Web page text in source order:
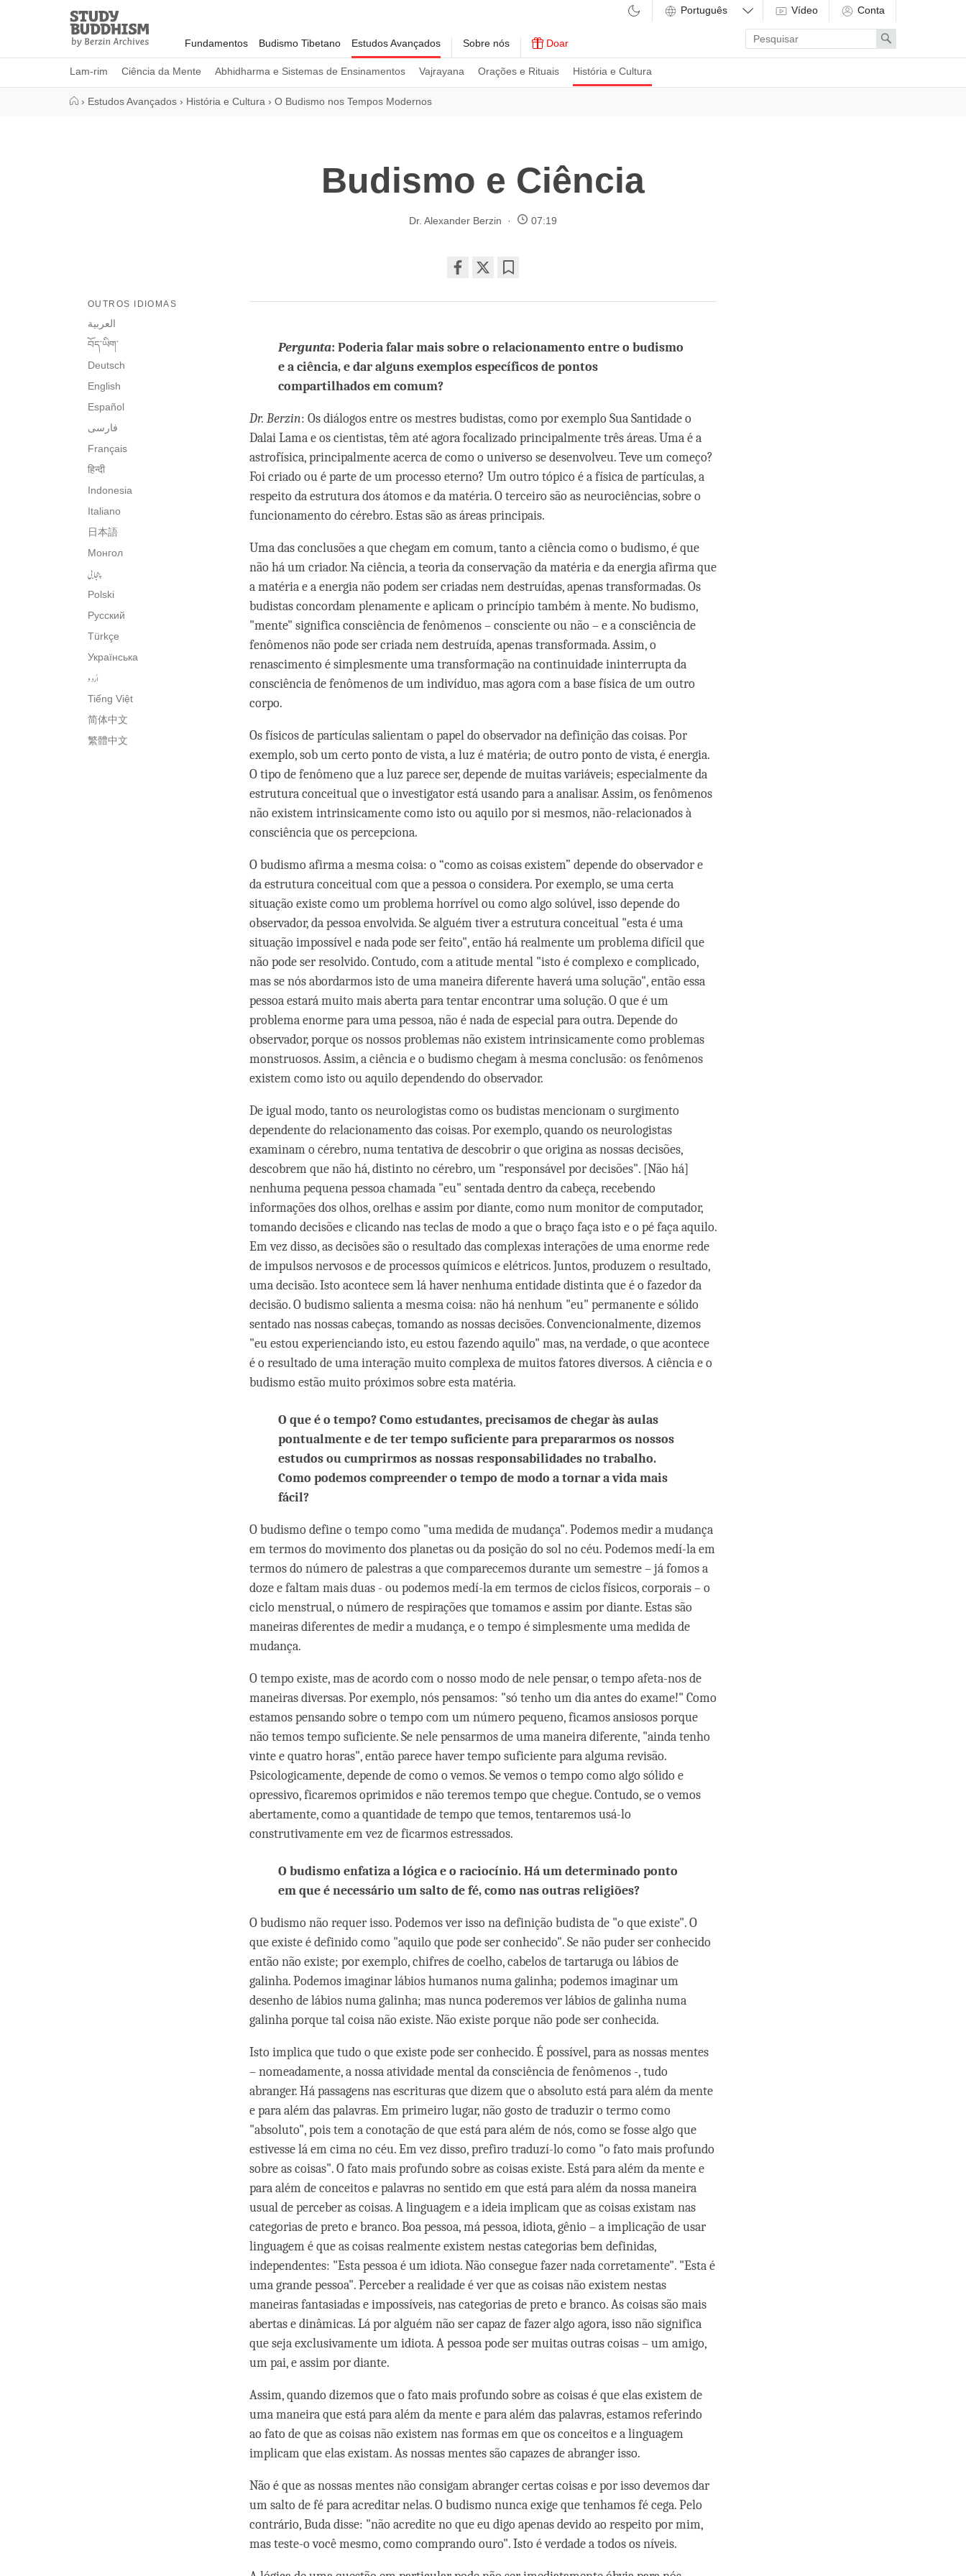
Study
Buddhism
Home
Fundamentos Budismo Tibetano Estudos Avançados
Lam-rim Ciência da Mente Abhidharma e Sistemas de Ensinamentos Vajrayana Orações e Rituais História e Cultura
Sobre nós Doar
Vídeo Conta
Enter
search
term
Search
› Estudos Avançados › História e Cultura › O Budismo nos Tempos Modernos
Budismo e Ciência
Dr. Alexander Berzin 07:19
on
OUTROS IDIOMAS
العربية
བོད་ཡིག་
Deutsch
English
Español
فارسی
Français
हिन्दी
Indonesia
Italiano
日本語
Монгол
پنجابی
Polski
Русский
Türkçe
Українська
اُردو
Tiếng Việt
简体中文
繁體中文
Pergunta: Poderia falar mais sobre o relacionamento entre o budismo
e a ciência, e dar alguns exemplos específicos de pontos
compartilhados em comum?
Dr. Berzin: Os diálogos entre os mestres budistas, como por exemplo Sua Santidade o
Dalai Lama e os cientistas, têm até agora focalizado principalmente três áreas. Uma é a
astrofísica, principalmente acerca de como o universo se desenvolveu. Teve um começo?
Foi criado ou é parte de um processo eterno? Um outro tópico é a física de partículas, a
respeito da estrutura dos átomos e da matéria. O terceiro são as neurociências, sobre o
funcionamento do cérebro. Estas são as áreas principais.
Uma das conclusões a que chegam em comum, tanto a ciência como o budismo, é que
não há um criador. Na ciência, a teoria da conservação da matéria e da energia afirma que
a matéria e a energia não podem ser criadas nem destruídas, apenas transformadas. Os
budistas concordam plenamente e aplicam o princípio também à mente. No budismo,
"mente" significa consciência de fenômenos – consciente ou não – e a consciência de
fenômenos não pode ser criada nem destruída, apenas transformada. Assim, o
renascimento é simplesmente uma transformação na continuidade ininterrupta da
consciência de fenômenos de um indivíduo, mas agora com a base física de um outro
corpo.
Os físicos de partículas salientam o papel do observador na definição das coisas. Por
exemplo, sob um certo ponto de vista, a luz é matéria; de outro ponto de vista, é energia.
O tipo de fenômeno que a luz parece ser, depende de muitas variáveis; especialmente da
estrutura conceitual que o investigator está usando para a analisar. Assim, os fenômenos
não existem intrinsicamente como isto ou aquilo por si mesmos, não-relacionados à
consciência que os percepciona.
O budismo afirma a mesma coisa: o “como as coisas existem” depende do observador e
da estrutura conceitual com que a pessoa o considera. Por exemplo, se uma certa
situação existe como um problema horrível ou como algo solúvel, isso depende do
observador, da pessoa envolvida. Se alguém tiver a estrutura conceitual "esta é uma
situação impossível e nada pode ser feito", então há realmente um problema difícil que
não pode ser resolvido. Contudo, com a atitude mental "isto é complexo e complicado,
mas se nós abordarmos isto de uma maneira diferente haverá uma solução", então essa
pessoa estará muito mais aberta para tentar encontrar uma solução. O que é um
problema enorme para uma pessoa, não é nada de especial para outra. Depende do
observador, porque os nossos problemas não existem intrinsicamente como problemas
monstruosos. Assim, a ciência e o budismo chegam à mesma conclusão: os fenômenos
existem como isto ou aquilo dependendo do observador.
De igual modo, tanto os neurologistas como os budistas mencionam o surgimento
dependente do relacionamento das coisas. Por exemplo, quando os neurologistas
examinam o cérebro, numa tentativa de descobrir o que origina as nossas decisões,
descobrem que não há, distinto no cérebro, um "responsável por decisões". [Não há]
nenhuma pequena pessoa chamada "eu" sentada dentro da cabeça, recebendo
informações dos olhos, orelhas e assim por diante, como num monitor de computador,
tomando decisões e clicando nas teclas de modo a que o braço faça isto e o pé faça aquilo.
Em vez disso, as decisões são o resultado das complexas interações de uma enorme rede
de impulsos nervosos e de processos químicos e elétricos. Juntos, produzem o resultado,
uma decisão. Isto acontece sem lá haver nenhuma entidade distinta que é o fazedor da
decisão. O budismo salienta a mesma coisa: não há nenhum "eu" permanente e sólido
sentado nas nossas cabeças, tomando as nossas decisões. Convencionalmente, dizemos
"eu estou experienciando isto, eu estou fazendo aquilo" mas, na verdade, o que acontece
é o resultado de uma interação muito complexa de muitos fatores diversos. A ciência e o
budismo estão muito próximos sobre esta matéria.
O que é o tempo? Como estudantes, precisamos de chegar às aulas
pontualmente e de ter tempo suficiente para prepararmos os nossos
estudos ou cumprirmos as nossas responsabilidades no trabalho.
Como podemos compreender o tempo de modo a tornar a vida mais
fácil?
O budismo define o tempo como "uma medida de mudança". Podemos medir a mudança
em termos do movimento dos planetas ou da posição do sol no céu. Podemos medí-la em
termos do número de palestras a que comparecemos durante um semestre – já fomos a
doze e faltam mais duas - ou podemos medí-la em termos de ciclos físicos, corporais – o
ciclo menstrual, o número de respirações que tomamos e assim por diante. Estas são
maneiras diferentes de medir a mudança, e o tempo é simplesmente uma medida de
mudança.
O tempo existe, mas de acordo com o nosso modo de nele pensar, o tempo afeta-nos de
maneiras diversas. Por exemplo, nós pensamos: "só tenho um dia antes do exame!" Como
estamos pensando sobre o tempo com um número pequeno, ficamos ansiosos porque
não temos tempo suficiente. Se nele pensarmos de uma maneira diferente, "ainda tenho
vinte e quatro horas", então parece haver tempo suficiente para alguma revisão.
Psicologicamente, depende de como o vemos. Se vemos o tempo como algo sólido e
opressivo, ficaremos oprimidos e não teremos tempo que chegue. Contudo, se o vemos
abertamente, como a quantidade de tempo que temos, tentaremos usá-lo
construtivamente em vez de ficarmos estressados.
O budismo enfatiza a lógica e o raciocínio. Há um determinado ponto
em que é necessário um salto de fé, como nas outras religiões?
O budismo não requer isso. Podemos ver isso na definição budista de "o que existe". O
que existe é definido como "aquilo que pode ser conhecido". Se não puder ser conhecido
então não existe; por exemplo, chifres de coelho, cabelos de tartaruga ou lábios de
galinha. Podemos imaginar lábios humanos numa galinha; podemos imaginar um
desenho de lábios numa galinha; mas nunca poderemos ver lábios de galinha numa
galinha porque tal coisa não existe. Não existe porque não pode ser conhecida.
Isto implica que tudo o que existe pode ser conhecido. É possível, para as nossas mentes
– nomeadamente, a nossa atividade mental da consciência de fenômenos -, tudo
abranger. Há passagens nas escrituras que dizem que o absoluto está para além da mente
e para além das palavras. Em primeiro lugar, não gosto de traduzir o termo como
"absoluto", pois tem a conotação de que está para além de nós, como se fosse algo que
estivesse lá em cima no céu. Em vez disso, prefiro traduzí-lo como "o fato mais profundo
sobre as coisas". O fato mais profundo sobre as coisas existe. Está para além da mente e
para além de conceitos e palavras no sentido em que está para além da nossa maneira
usual de perceber as coisas. A linguagem e a ideia implicam que as coisas existam nas
categorias de preto e branco. Boa pessoa, má pessoa, idiota, gênio – a implicação de usar
linguagem é que as coisas realmente existem nestas categorias bem definidas,
independentes: "Esta pessoa é um idiota. Não consegue fazer nada corretamente". "Esta é
uma grande pessoa". Perceber a realidade é ver que as coisas não existem nestas
maneiras fantasiadas e impossíveis, nas categorias de preto e branco. As coisas são mais
abertas e dinâmicas. Lá por alguém não ser capaz de fazer algo agora, isso não significa
que seja exclusivamente um idiota. A pessoa pode ser muitas outras coisas – um amigo,
um pai, e assim por diante.
Assim, quando dizemos que o fato mais profundo sobre as coisas é que elas existem de
uma maneira que está para além da mente e para além das palavras, estamos referindo
ao fato de que as coisas não existem nas formas em que os conceitos e a linguagem
implicam que elas existam. As nossas mentes são capazes de abranger isso.
Não é que as nossas mentes não consigam abranger certas coisas e por isso devemos dar
um salto de fé para acreditar nelas. O budismo nunca exige que tenhamos fé cega. Pelo
contrário, Buda disse: "não acredite no que eu digo apenas devido ao respeito por mim,
mas teste-o você mesmo, como comprando ouro". Isto é verdade a todos os níveis.